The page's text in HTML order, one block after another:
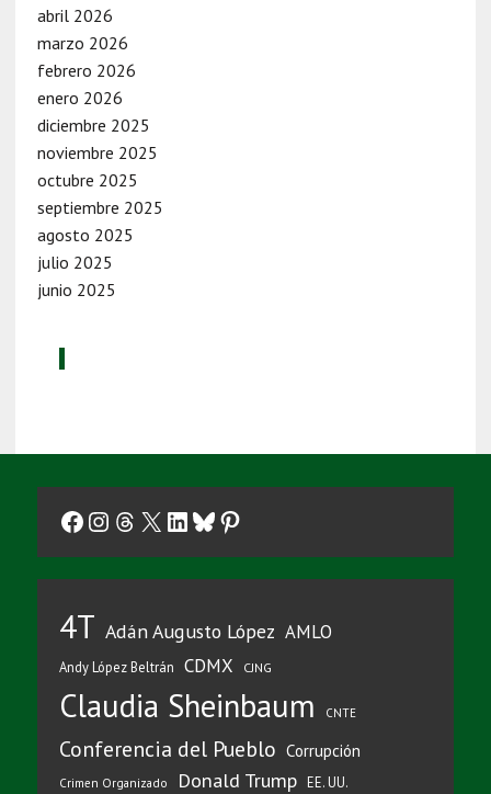
abril 2026
marzo 2026
febrero 2026
enero 2026
diciembre 2025
noviembre 2025
octubre 2025
septiembre 2025
agosto 2025
julio 2025
junio 2025
Facebook
Instagram
Threads
X LinkedIn
Bluesky
Pinterest
4T Adán Augusto López AMLO
Andy López Beltrán CDMX CJNG
Claudia Sheinbaum CNTE
Conferencia del Pueblo Corrupción
Crimen Organizado Donald Trump EE. UU.